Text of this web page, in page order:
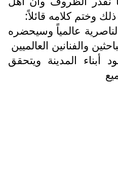
وختم كلامه قائلاً:
عالمياً وسيحضره
والفنانين العالميين
المدينة ويتحقق